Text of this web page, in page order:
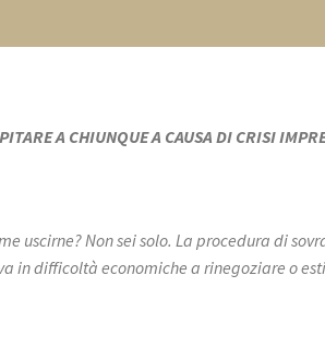
A CHIUNQUE A CAUSA DI CRISI
uscirne? Non sei solo. La procedura di
in difficoltà economiche a rinegoziare o